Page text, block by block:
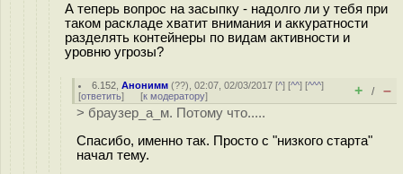
А теперь вопрос на засыпку - надолго ли у тебя при
таком раскладе хватит внимания и аккуратности
разделять контейнеры по видам активности и
уровню угрозы?
6.152 ,Анонимм (??), 02:07, 02/03/2017 [^] [^^] [^^^]
[ответить] [к модератору] + / –
> браузер_а_м. Потому что.....
Спасибо, именно так. Просто с "низкого старта"
начал тему.